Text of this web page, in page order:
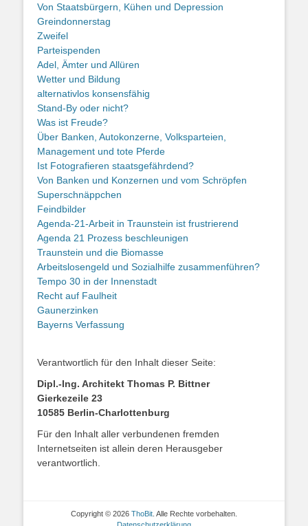
Von Staatsbürgern, Kühen und Depression
Greindonnerstag
Zweifel
Parteispenden
Adel, Ämter und Allüren
Wetter und Bildung
alternativlos konsensfähig
Stand-By oder nicht?
Was ist Freude?
Über Banken, Autokonzerne, Volksparteien,
Management und tote Pferde
Ist Fotografieren staatsgefährdend?
Von Banken und Konzernen und vom Schröpfen
Superschnäppchen
Feindbilder
Agenda-21-Arbeit in Traunstein ist frustrierend
Agenda 21 Prozess beschleunigen
Traunstein und die Biomasse
Arbeitslosengeld und Sozialhilfe zusammenführen?
Tempo 30 in der Innenstadt
Recht auf Faulheit
Gaunerzinken
Bayerns Verfassung
Verantwortlich für den Inhalt dieser Seite:
Dipl.-Ing. Architekt Thomas P. Bittner
Gierkezeile 23
10585 Berlin-Charlottenburg
Für den Inhalt aller verbundenen fremden
Internetseiten ist allein deren Herausgeber
verantwortlich.
Copyright © 2026 ThoBit . Alle Rechte vorbehalten.